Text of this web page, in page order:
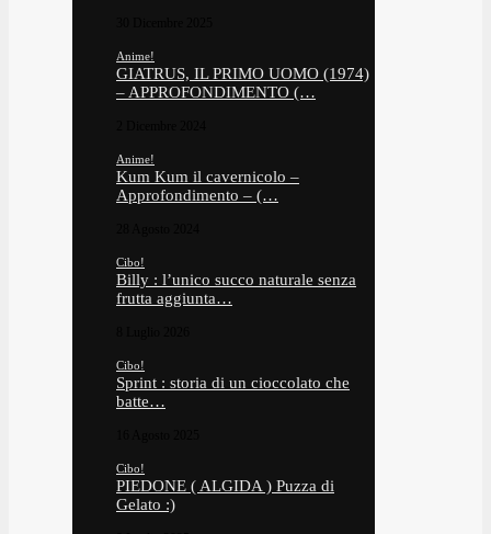
Anime!
GIATRUS, IL PRIMO UOMO (1974)
– APPROFONDIMENTO (…
Anime!
Kum Kum il cavernicolo –
Approfondimento – (…
Cibo!
Billy : l’unico succo naturale senza
frutta aggiunta…
Cibo!
Sprint : storia di un cioccolato che
batte…
Cibo!
PIEDONE ( ALGIDA ) Puzza di
Gelato :)